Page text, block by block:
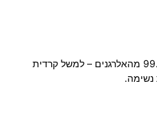
טכנולוגיית ™LG Steam מסירה 99.9% מהאלרגנים – למשל קרדית
נשימה.